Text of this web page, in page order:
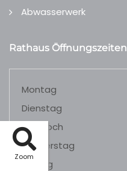
Zoom
Abwasserwerk
Rathaus Öffnungszeiten
Montag
Dienstag
Mittwoch
Donnerstag
Freitag